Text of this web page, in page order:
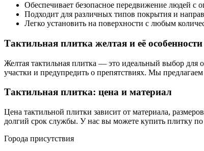
Обеспечивает безопасное передвижение людей с
Подходит для различных типов покрытия и
Легко установить на поверхности с любым
Тактильная плитка желтая и её особенности
Желтая тактильная плитка — это идеальный выбор для
участки и предупредить о препятствиях. Мы
Тактильная плитка: цена и материал
Цена тактильной плитки зависит от материала,
долгий срок службы. У нас вы можете купить плитку
Города присутствия